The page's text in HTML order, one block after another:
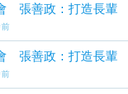
張善政：打造長輩
張善政：打造長輩